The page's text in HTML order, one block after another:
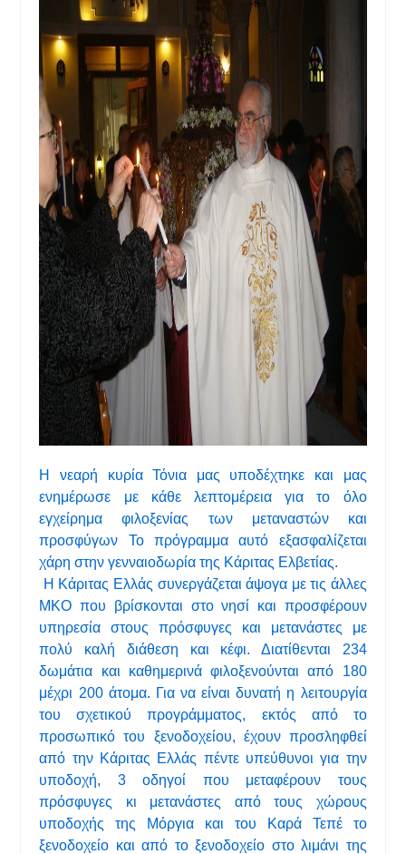
Η νεαρή κυρία Τόνια μας υποδέχτηκε και μας
ενημέρωσε με κάθε λεπτομέρεια για το όλο
εγχείρημα φιλοξενίας των μεταναστών και
προσφύγων Το πρόγραμμα αυτό εξασφαλίζεται
χάρη στην γενναιοδωρία της Κάριτας Ελβετίας.
Η Κάριτας Ελλάς συνεργάζεται άψογα με τις άλλες
ΜΚΟ που βρίσκονται στο νησί και προσφέρουν
υπηρεσία στους πρόσφυγες και μετανάστες με
πολύ καλή διάθεση και κέφι. Διατίθενται 234
δωμάτια και καθημερινά φιλοξενούνται από 180
μέχρι 200 άτομα. Για να είναι δυνατή η λειτουργία
του σχετικού προγράμματος, εκτός από το
προσωπικό του ξενοδοχείου, έχουν προσληφθεί
από την Κάριτας Ελλάς πέντε υπεύθυνοι για την
υποδοχή, 3 οδηγοί που μεταφέρουν τους
πρόσφυγες κι μετανάστες από τους χώρους
υποδοχής της Μόργια και του Καρά Τεπέ το
ξενοδοχείο και από το ξενοδοχείο στο λιμάνι της